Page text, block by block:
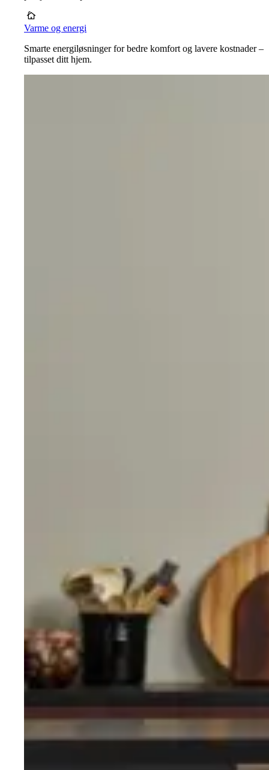
Varme og energi
Smarte energiløsninger for bedre komfort og lavere kostnader –
tilpasset ditt hjem.